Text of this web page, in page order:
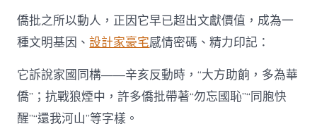
僑批之所以動人，正因它早已超出文獻價值，成為一
種文明基因、設計家豪宅感情密碼、精力印記：
它訴說家國同構——辛亥反動時，“大方助餉，多為華
僑”；抗戰狼煙中，許多僑批帶著“勿忘國恥”“同胞快
醒”“還我河山”等字樣。